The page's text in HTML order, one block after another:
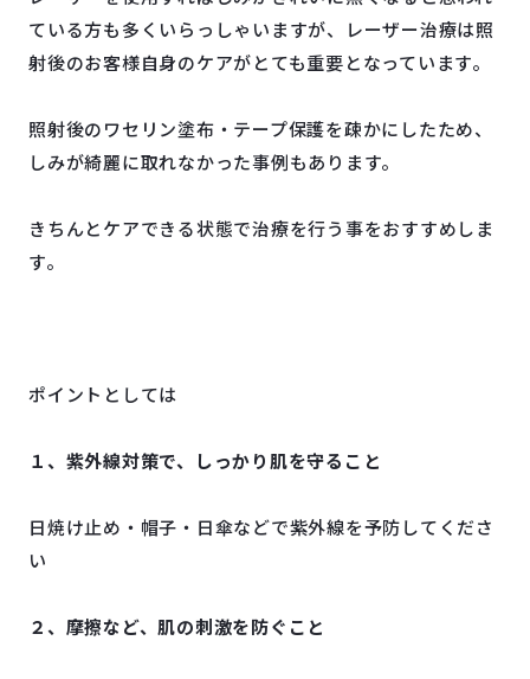
ている方も多くいらっしゃいますが、レーザー治療は照
射後のお客様自身のケアがとても重要となっています。
照射後のワセリン塗布・テープ保護を疎かにしたため、
しみが綺麗に取れなかった事例もあります。
きちんとケアできる状態で治療を行う事をおすすめしま
す。
ポイントとしては
１、紫外線対策で、しっかり肌を守ること
日焼け止め・帽子・日傘などで紫外線を予防してくださ
い
２、摩擦など、肌の刺激を防ぐこと